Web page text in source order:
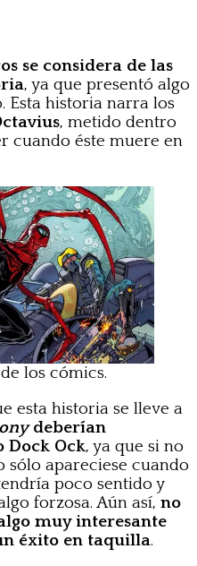
se considera de las
, ya que presentó algo
Esta historia narra los
, metido dentro
cuando éste muere en
los cómics.
esta historia se lleve a
deberían
Dock Ock, ya que si no
sólo apareciese cuando
poco sentido y
forzosa. Aún así, no
muy interesante
éxito en taquilla.